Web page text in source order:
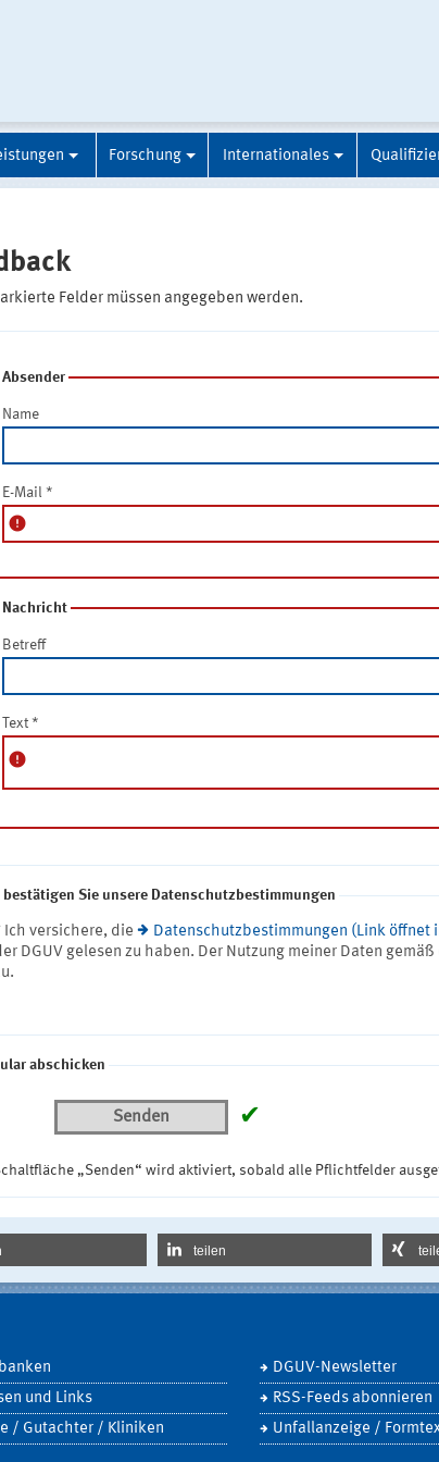
Forschung Internationales
Felder müssen angegeben werden.
Absender
Name
E-Mail *
error
Nachricht
Betreff
Text *
error
Sie unsere Datenschutzbestimmungen
Ich versichere, die
Datenschutzbestimmungen (Link öffnet
DGUV gelesen zu haben. Der Nutzung meiner Daten
abschicken
Senden ✔
„Senden“ wird aktiviert, sobald alle Pflichtfelder
teilen
und Links
/ Gutachter / Kliniken
DGUV-Newsletter
RSS-Feeds abonnieren
Unfallanzeige /